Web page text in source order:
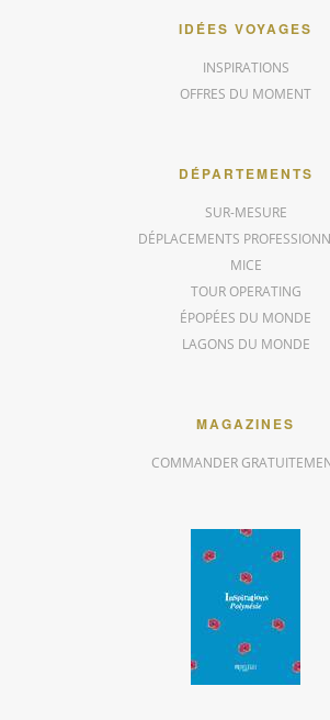
IDÉES VOYAGES
INSPIRATIONS
OFFRES DU MOMENT
DÉPARTEMENTS
SUR-MESURE
DÉPLACEMENTS
MICE
TOUR OPERATING
ÉPOPÉES DU MONDE
LAGONS DU MONDE
MAGAZINES
COMMANDER